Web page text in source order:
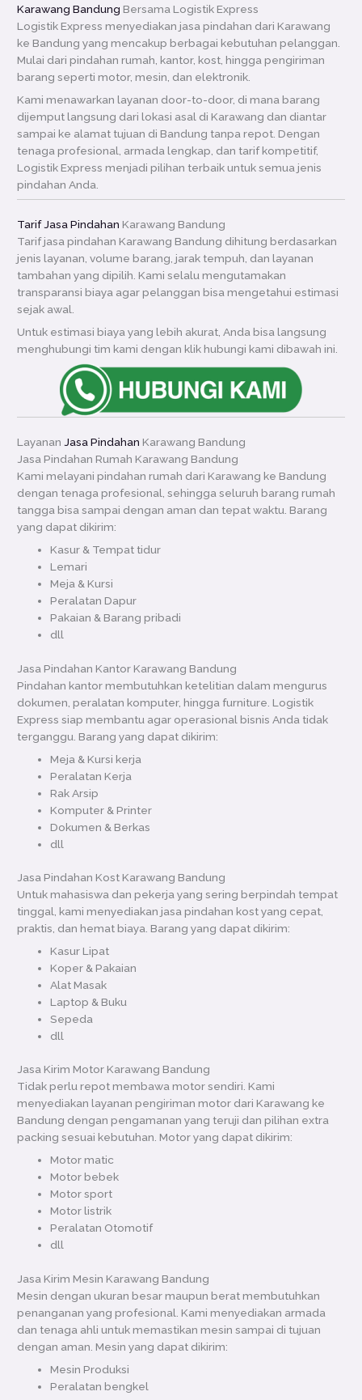
Karawang Bandung Bersama Logistik Express
Logistik Express menyediakan jasa pindahan dari Karawang
ke Bandung yang mencakup berbagai kebutuhan pelanggan.
Mulai dari pindahan rumah, kantor, kost, hingga pengiriman
barang seperti motor, mesin, dan elektronik.
Kami menawarkan layanan door-to-door, di mana barang
dijemput langsung dari lokasi asal di Karawang dan diantar
sampai ke alamat tujuan di Bandung tanpa repot. Dengan
tenaga profesional, armada lengkap, dan tarif kompetitif,
Logistik Express menjadi pilihan terbaik untuk semua jenis
pindahan Anda.
Tarif Jasa Pindahan Karawang Bandung
Tarif jasa pindahan Karawang Bandung dihitung berdasarkan
jenis layanan, volume barang, jarak tempuh, dan layanan
tambahan yang dipilih. Kami selalu mengutamakan
transparansi biaya agar pelanggan bisa mengetahui estimasi
sejak awal.
Untuk estimasi biaya yang lebih akurat, Anda bisa langsung
menghubungi tim kami dengan klik hubungi kami dibawah ini.
LayananJasa Pindahan Karawang Bandung
Jasa Pindahan Rumah Karawang Bandung
Kami melayani pindahan rumah dari Karawang ke Bandung
dengan tenaga profesional, sehingga seluruh barang rumah
tangga bisa sampai dengan aman dan tepat waktu. Barang
yang dapat dikirim:
Kasur & Tempat tidur
Lemari
Meja & Kursi
Peralatan Dapur
Pakaian & Barang pribadi
dll
Jasa Pindahan Kantor Karawang Bandung
Pindahan kantor membutuhkan ketelitian dalam mengurus
dokumen, peralatan komputer, hingga furniture. Logistik
Express siap membantu agar operasional bisnis Anda tidak
terganggu. Barang yang dapat dikirim:
Meja & Kursi kerja
Peralatan Kerja
Rak Arsip
Komputer & Printer
Dokumen & Berkas
dll
Jasa Pindahan Kost Karawang Bandung
Untuk mahasiswa dan pekerja yang sering berpindah tempat
tinggal, kami menyediakan jasa pindahan kost yang cepat,
praktis, dan hemat biaya. Barang yang dapat dikirim:
Kasur Lipat
Koper & Pakaian
Alat Masak
Laptop & Buku
Sepeda
dll
Jasa Kirim Motor Karawang Bandung
Tidak perlu repot membawa motor sendiri. Kami
menyediakan layanan pengiriman motor dari Karawang ke
Bandung dengan pengamanan yang teruji dan pilihan extra
packing sesuai kebutuhan. Motor yang dapat dikirim:
Motor matic
Motor bebek
Motor sport
Motor listrik
Peralatan Otomotif
dll
Jasa Kirim Mesin Karawang Bandung
Mesin dengan ukuran besar maupun berat membutuhkan
penanganan yang profesional. Kami menyediakan armada
dan tenaga ahli untuk memastikan mesin sampai di tujuan
dengan aman. Mesin yang dapat dikirim:
Mesin Produksi
Peralatan bengkel